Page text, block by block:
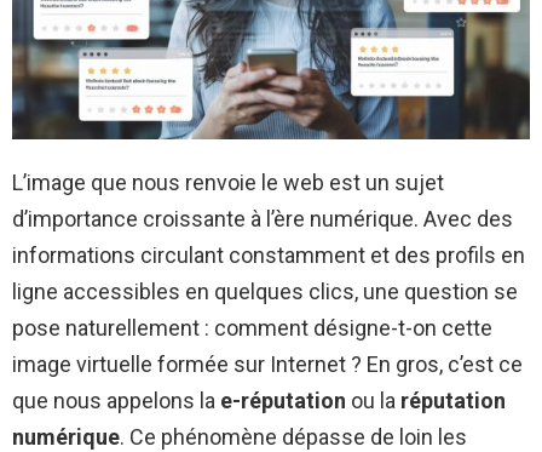
L’image que nous renvoie le web est un sujet
d’importance croissante à l’ère numérique. Avec des
informations circulant constamment et des profils en
ligne accessibles en quelques clics, une question se
pose naturellement : comment désigne-t-on cette
image virtuelle formée sur Internet ? En gros, c’est ce
que nous appelons la e-réputation ou la réputation
numérique. Ce phénomène dépasse de loin les